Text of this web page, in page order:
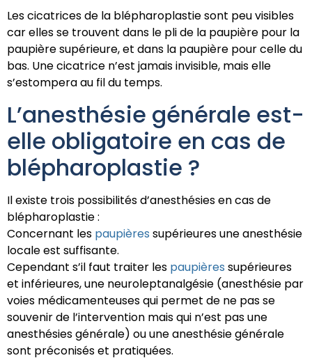
Les cicatrices de la blépharoplastie sont peu visibles
car elles se trouvent dans le pli de la paupière pour la
paupière supérieure, et dans la paupière pour celle du
bas. Une cicatrice n’est jamais invisible, mais elle
s’estompera au fil du temps.
L’anesthésie générale est-
elle obligatoire en cas de
blépharoplastie ?
Il existe trois possibilités d’anesthésies en cas de
blépharoplastie :
Concernant les paupières supérieures une anesthésie
locale est suffisante.
Cependant s’il faut traiter les paupières supérieures
et inférieures, une neuroleptanalgésie (anesthésie par
voies médicamenteuses qui permet de ne pas se
souvenir de l’intervention mais qui n’est pas une
anesthésies générale) ou une anesthésie générale
sont préconisés et pratiquées.